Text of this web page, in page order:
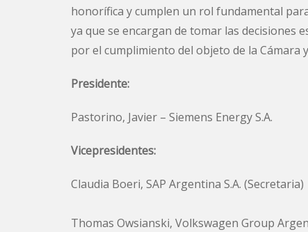
honorífica y cumplen un rol fundamental
ya que se encargan de tomar las decisiones
por el cumplimiento del objeto de la Cámara
Presidente:
Pastorino, Javier – Siemens Energy S.A.
Vicepresidentes:
Claudia Boeri, SAP Argentina S.A. (Secretaria)
Thomas Owsianski, Volkswagen Group